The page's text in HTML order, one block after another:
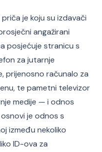
je koju su izdavači
angažirani
posjećuje stranicu s
za jutarnje
prijenosno računalo za
te pametni televizor
medije — i odnos
je odnos s
između nekoliko
ID-ova za